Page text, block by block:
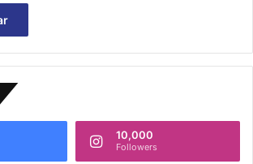
10,000
Followers